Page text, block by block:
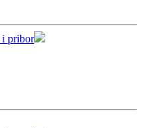
i pribor